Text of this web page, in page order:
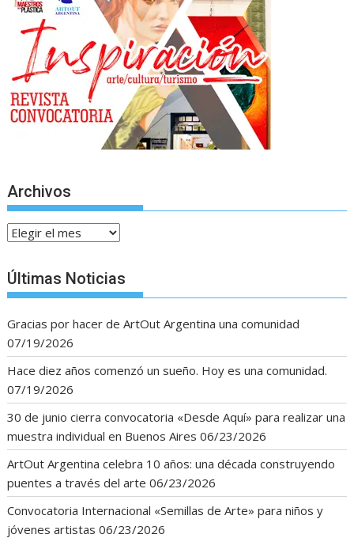
Archivos
Archivos
Últimas Noticias
Gracias por hacer de ArtOut Argentina una comunidad
07/19/2026
Hace diez años comenzó un sueño. Hoy es una comunidad.
07/19/2026
30 de junio cierra convocatoria «Desde Aquí» para realizar una
muestra individual en Buenos Aires 06/23/2026
ArtOut Argentina celebra 10 años: una década construyendo
puentes a través del arte 06/23/2026
Convocatoria Internacional «Semillas de Arte» para niños y
jóvenes artistas 06/23/2026